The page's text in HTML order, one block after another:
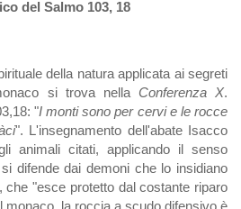
Salmo 103, 18
della natura applicata ai segreti
si trova nella Conferenza X.
"I monti sono per cervi e le rocce
". L'insegnamento dell'abate Isacco
animali citati, applicando il senso
difende dai demoni che lo insidiano
che "esce protetto dal costante riparo
monaco, la roccia a scudo difensivo è